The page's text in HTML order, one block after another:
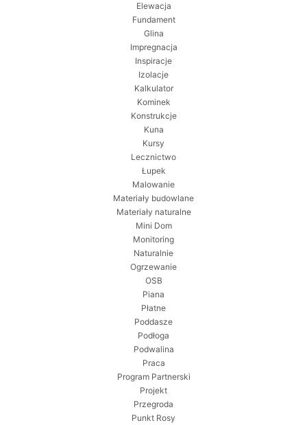
Elewacja
Fundament
Glina
Impregnacja
Inspiracje
Izolacje
Kalkulator
Kominek
Konstrukcje
Kuna
Kursy
Lecznictwo
Łupek
Malowanie
Materiały budowlane
Materiały naturalne
Mini Dom
Monitoring
Naturalnie
Ogrzewanie
OSB
Piana
Płatne
Poddasze
Podłoga
Podwalina
Praca
Program Partnerski
Projekt
Przegroda
Punkt Rosy